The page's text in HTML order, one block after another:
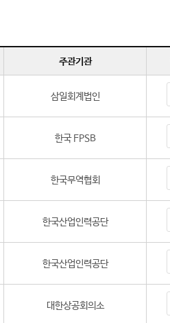
주관기관
삼일회계법인
한국 FPSB
한국무역협회
한국산업인력공단
한국산업인력공단
대한상공회의소